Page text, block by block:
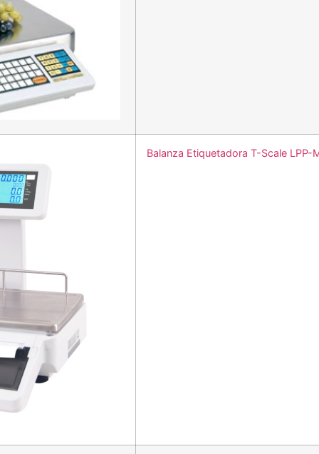
Balanza Etiquetadora T-Scale LPP-